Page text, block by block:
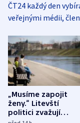
ČT24 každý den
veřejnými médii,
„Musíme zapojit
ženy.“ Litevští
politici zvažují
dohodu o